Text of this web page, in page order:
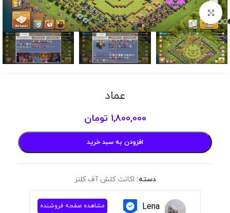
برای بزرگنمایی کلیک کنید
عماد
1,800,000 تومان
افزودن به سبد خرید
دسته: اکانت کلش آف کلنز
Lena مشاهده صفحه فروشنده